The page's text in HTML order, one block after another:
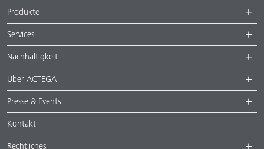
Produkte
Services
Nachhaltigkeit
Über ACTEGA
Presse & Events
Kontakt
Rechtliches